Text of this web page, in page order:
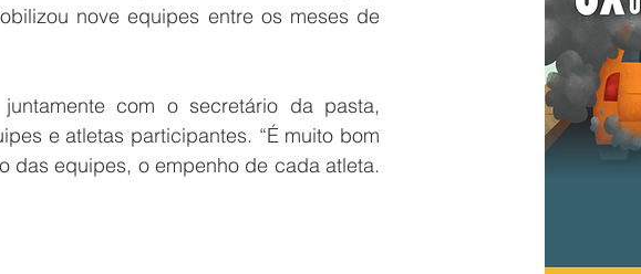
nove equipes entre os meses de
com o secretário da pasta,
e atletas participantes. “É muito bom
das equipes, o empenho de cada atleta.